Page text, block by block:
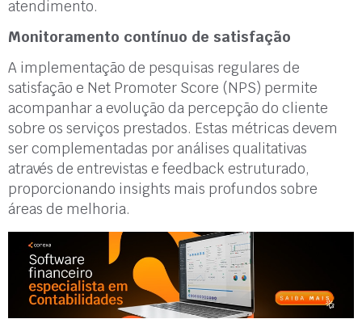
atendimento.
Monitoramento contínuo de satisfação
A implementação de pesquisas regulares de
satisfação e Net Promoter Score (NPS) permite
acompanhar a evolução da percepção do cliente
sobre os serviços prestados. Estas métricas devem
ser complementadas por análises qualitativas
através de entrevistas e feedback estruturado,
proporcionando insights mais profundos sobre
áreas de melhoria.